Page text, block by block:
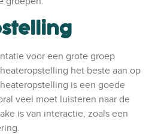
voor een grote groep
het beste aan op
is een goede
veel moet luisteren naar de
is van interactie, zoals een